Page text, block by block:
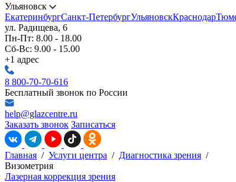
Ульяновск
ЕкатеринбургСанкт-ПетербургУльяновскКраснодар
ул. Радищева, 6
Пн-Пт: 8.00 - 18.00
Сб-Вс: 9.00 - 15.00
+1 адрес
8 800-70-70-616
Бесплатный звонок по России
help@glazcentre.ru
Заказать звонок Записаться
Главная / Услуги центра / Диагностика зрения /
Визометрия
Лазерная коррекция зрения